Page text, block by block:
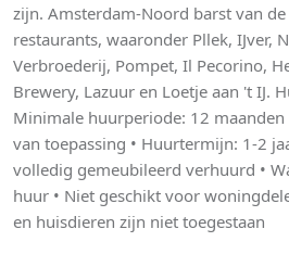
zijn. Amsterdam-Noord barst van de
restaurants, waaronder Pllek, IJver,
Verbroederij, Pompet, Il Pecorino,
Brewery, Lazuur en Loetje aan 't IJ.
Minimale huurperiode: 12 maanden
van toepassing • Huurtermijn: 1-2
volledig gemeubileerd verhuurd •
huur • Niet geschikt voor
en huisdieren zijn niet toegestaan